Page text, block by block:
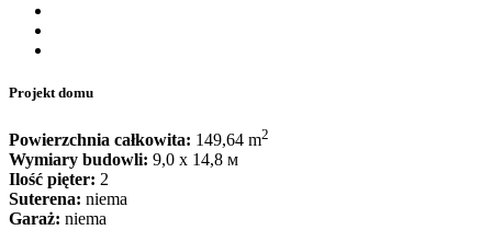
Projekt domu
Powierzchnia całkowita: 149,64 m2
Wymiary budowli: 9,0 x 14,8 м
Ilość pięter: 2
Suterena: niema
Garaż: niema